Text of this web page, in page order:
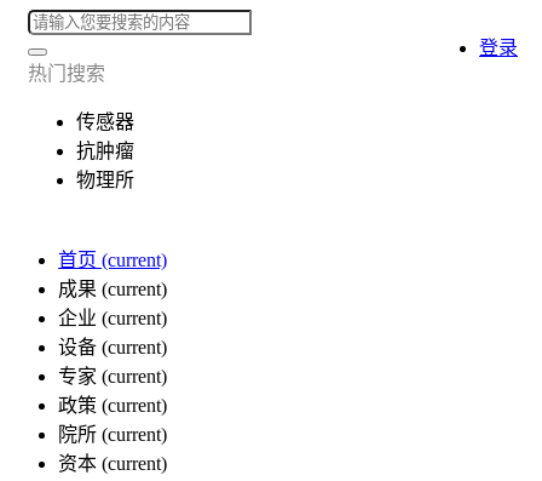
热门搜索
传感器
抗肿瘤
物理所
首页 (current)
成果 (current)
企业 (current)
设备 (current)
专家 (current)
政策 (current)
院所 (current)
资本 (current)
登录